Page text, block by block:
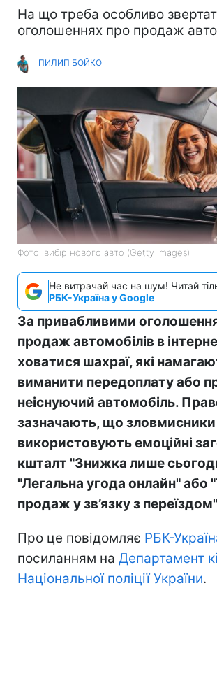
На що треба особливо
оголошеннях про продаж
ПИЛИП БОЙКО
Фото: вибір нового авто (Getty Images)
Не витрачай час на шум! Читай
РБК-Україна у Google
За привабливими
продаж автомобілів в
ховатися шахраї, які
виманити передоплату або
неіснуючий автомобіль.
зазначають, що зловмисники
використовують емоційні
кшталт "Знижка лише
"Легальна угода онлайн" або
продаж у зв’язку з
Про це повідомляє РБК-
посиланням на Департамент
Національної поліції України.